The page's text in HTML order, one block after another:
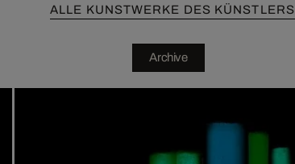
ALLE KUNSTWERKE DES KÜNSTLERS
Archive